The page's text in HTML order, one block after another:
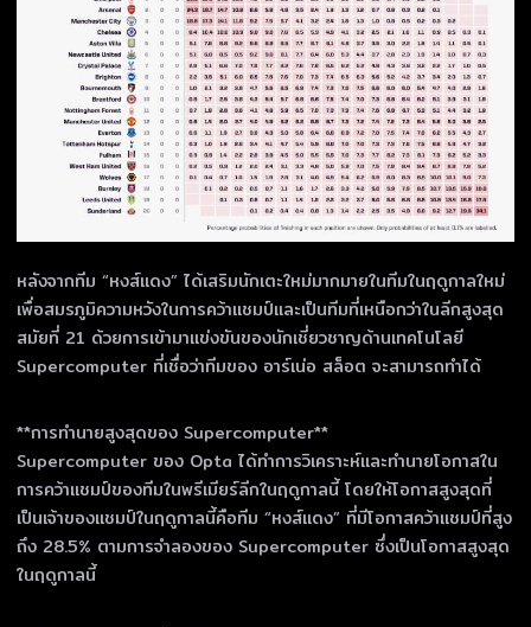
หลังจากทีม “หงส์แดง” ได้เสริมนักเตะใหม่มากมายในทีมในฤดูกาลใหม่
เพื่อสมรภูมิความหวังในการคว้าแชมป์และเป็นทีมที่เหนือกว่าในลีกสูงสุด
สมัยที่ 21 ด้วยการเข้ามาแข่งขันของนักเชี่ยวชาญด้านเทคโนโลยี
Supercomputer ที่เชื่อว่าทีมของ อาร์เน่อ สล็อต จะสามารถทำได้
**การทำนายสูงสุดของ Supercomputer**
Supercomputer ของ Opta ได้ทำการวิเคราะห์และทำนายโอกาสใน
การคว้าแชมป์ของทีมในพรีเมียร์ลีกในฤดูกาลนี้ โดยให้โอกาสสูงสุดที่
เป็นเจ้าของแชมป์ในฤดูกาลนี้คือทีม “หงส์แดง” ที่มีโอกาสคว้าแชมป์ที่สูง
ถึง 28.5% ตามการจำลองของ Supercomputer ซึ่งเป็นโอกาสสูงสุด
ในฤดูกาลนี้